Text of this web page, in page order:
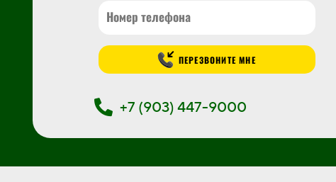
ПЕРЕЗВОНИТЕ МНЕ
+7 (903) 447-9000